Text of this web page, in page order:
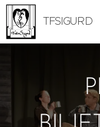
TFSIGURD